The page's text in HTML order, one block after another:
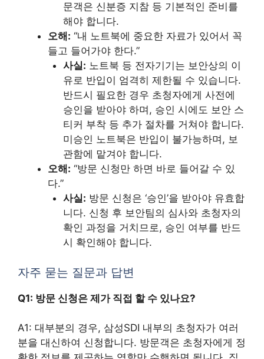
문객은 신분증 지참 등 기본적인 준비를
해야 합니다.
오해: “내 노트북에 중요한 자료가 있어서 꼭
들고 들어가야 한다.”
사실: 노트북 등 전자기기는 보안상의 이
유로 반입이 엄격히 제한될 수 있습니다.
반드시 필요한 경우 초청자에게 사전에
승인을 받아야 하며, 승인 시에도 보안 스
티커 부착 등 추가 절차를 거쳐야 합니다.
미승인 노트북은 반입이 불가능하며, 보
관함에 맡겨야 합니다.
오해: “방문 신청만 하면 바로 들어갈 수 있
다.”
사실: 방문 신청은 ‘승인’을 받아야 유효합
니다. 신청 후 보안팀의 심사와 초청자의
확인 과정을 거치므로, 승인 여부를 반드
시 확인해야 합니다.
자주 묻는 질문과 답변
Q1: 방문 신청은 제가 직접 할 수 있나요?
A1: 대부분의 경우, 삼성SDI 내부의 초청자가 여러
분을 대신하여 신청합니다. 방문객은 초청자에게 정